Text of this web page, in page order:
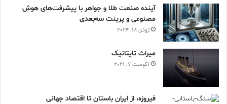
آینده صنعت طلا و جواهر با پیشرفت‌های هوش
مصنوعی و پرینت سه‌بعدی
ژوئن 18, 2024
ميراث تايتانيک
آگوست 7, 2021
فیروزه، از ایران باستان تا اقتصاد جهانی